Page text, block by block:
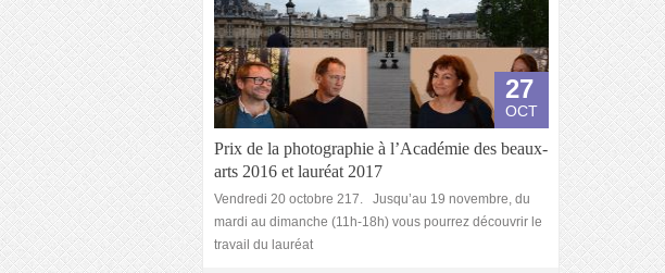
27
OCT
Prix de la photographie à l’Académie des beaux-
arts 2016 et lauréat 2017
Vendredi 20 octobre 217. Jusqu’au 19 novembre, du
mardi au dimanche (11h-18h) vous pourrez découvrir le
travail du lauréat